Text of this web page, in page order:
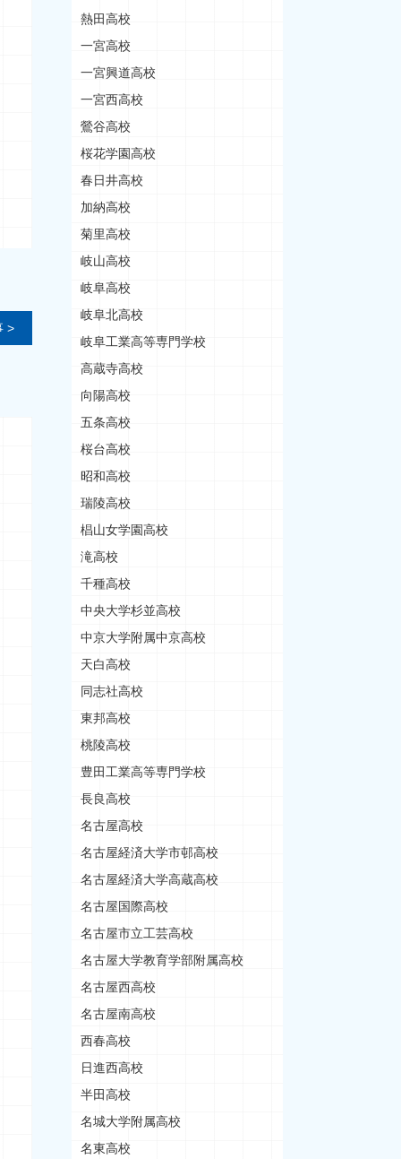
>
熱田高校
一宮高校
一宮興道高校
一宮西高校
鶯谷高校
桜花学園高校
春日井高校
加納高校
菊里高校
岐山高校
岐阜高校
岐阜北高校
岐阜工業高等専門学校
高蔵寺高校
向陽高校
五条高校
桜台高校
昭和高校
瑞陵高校
椙山女学園高校
滝高校
千種高校
中央大学杉並高校
中京大学附属中京高校
天白高校
同志社高校
東邦高校
桃陵高校
豊田工業高等専門学校
長良高校
名古屋高校
名古屋経済大学市邨高校
名古屋経済大学高蔵高校
名古屋国際高校
名古屋市立工芸高校
名古屋大学教育学部附属高校
名古屋西高校
名古屋南高校
西春高校
日進西高校
半田高校
名城大学附属高校
名東高校